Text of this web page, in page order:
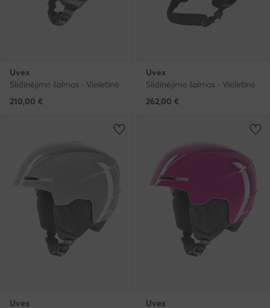
Uvex
Slidinėjimo šalmas · Violetinė
210,00 €
Uvex
Slidinėjimo šalmas · Violetinė
262,00 €
Uvex Uvex